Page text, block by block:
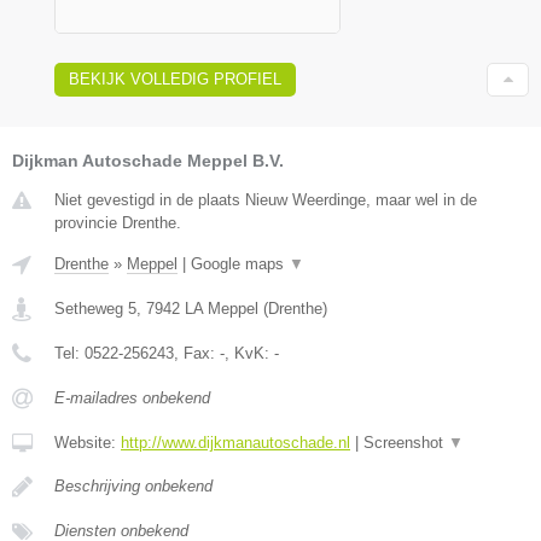
BEKIJK VOLLEDIG PROFIEL
Dijkman Autoschade Meppel B.V.
Niet gevestigd in de plaats Nieuw Weerdinge, maar wel in de
provincie Drenthe.
Drenthe » Meppel | Google maps ▼
Setheweg 5 7942 LA Meppel (Drenthe)
Tel: 0522-256243 , Fax: - , KvK: -
E-mailadres onbekend
Website: http://www.dijkmanautoschade.nl | Screenshot ▼
Beschrijving onbekend
Diensten onbekend